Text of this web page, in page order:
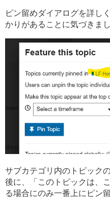
ピン留めダイアログを詳し
かりがあることに気づきまし
サブカテゴリ内のトピック
後に、「このトピックは、
る場合にのみ一番上にピン